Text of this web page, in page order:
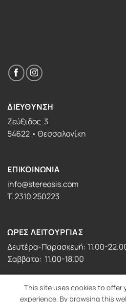
ΔΙΕΥΘΥΝΣΗ
Ζεύξιδος 3
54622 • Θεσσαλονίκη
ΕΠΙΚΟΙΝΩΝΙΑ
info@stereosis.com
T. 2310 250223
ΩΡΕΣ ΛΕΙΤΟΥΡΓΙΑΣ
Δευτέρα-Παρασκευή: 11.00-
Σαββατο: 11.00-18.00
This site uses cookies to offer
experience. By browsing this